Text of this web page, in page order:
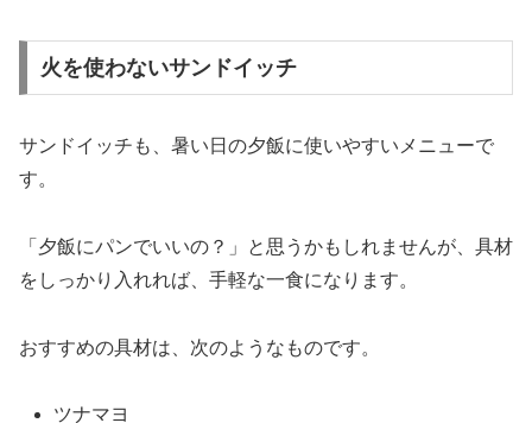
火を使わないサンドイッチ
サンドイッチも、暑い日の夕飯に使いやすいメニューで
す。
「夕飯にパンでいいの？」と思うかもしれませんが、具材
をしっかり入れれば、手軽な一食になります。
おすすめの具材は、次のようなものです。
ツナマヨ